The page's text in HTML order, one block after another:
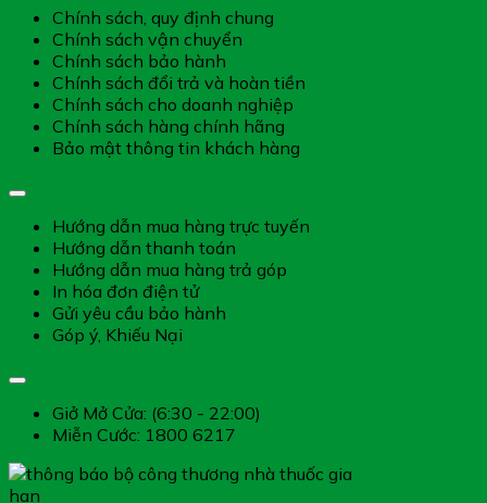
Chính sách, quy định chung
Chính sách vận chuyển
Chính sách bảo hành
Chính sách đổi trả và hoàn tiền
Chính sách cho doanh nghiệp
Chính sách hàng chính hãng
Bảo mật thông tin khách hàng
Hướng dẫn mua hàng trực tuyến
Hướng dẫn thanh toán
Hướng dẫn mua hàng trả góp
In hóa đơn điện tử
Gửi yêu cầu bảo hành
Góp ý, Khiếu Nại
Giở Mở Cửa: (6:30 - 22:00)
Miễn Cước: 1800 6217